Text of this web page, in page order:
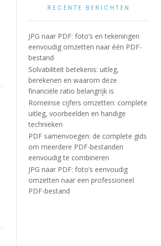
RECENTE BERICHTEN
JPG naar PDF: foto’s en tekeningen
eenvoudig omzetten naar één PDF-
bestand
Solvabiliteit betekenis: uitleg,
berekenen en waarom deze
financiële ratio belangrijk is
Romeinse cijfers omzetten: complete
uitleg, voorbeelden en handige
technieken
PDF samenvoegen: de complete gids
om meerdere PDF-bestanden
eenvoudig te combineren
JPG naar PDF: foto’s eenvoudig
omzetten naar een professioneel
PDF-bestand